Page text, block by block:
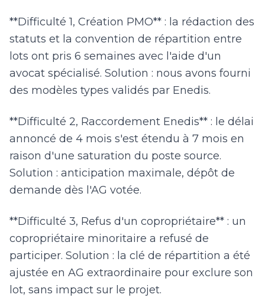
**Difficulté 1, Création PMO** : la rédaction des
statuts et la convention de répartition entre
lots ont pris 6 semaines avec l'aide d'un
avocat spécialisé. Solution : nous avons fourni
des modèles types validés par Enedis.
**Difficulté 2, Raccordement Enedis** : le délai
annoncé de 4 mois s'est étendu à 7 mois en
raison d'une saturation du poste source.
Solution : anticipation maximale, dépôt de
demande dès l'AG votée.
**Difficulté 3, Refus d'un copropriétaire** : un
copropriétaire minoritaire a refusé de
participer. Solution : la clé de répartition a été
ajustée en AG extraordinaire pour exclure son
lot, sans impact sur le projet.